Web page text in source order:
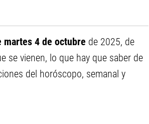
martes 4 de octubre de 2025, de
se vienen, lo que hay que saber de
del horóscopo, semanal y